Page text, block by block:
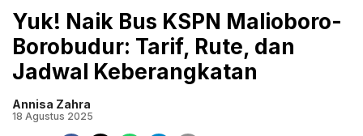
Yuk! Naik Bus KSPN Malioboro-
Borobudur: Tarif, Rute, dan
Jadwal Keberangkatan
Annisa Zahra
18 Agustus 2025